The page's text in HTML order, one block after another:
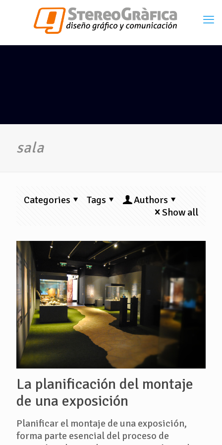
sala
Categories Tags
Authors
Show all
La planificación del montaje
de una exposición
Planificar el montaje de una exposición,
forma parte esencial del proceso de